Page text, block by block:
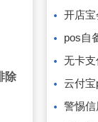
除
开店
pos自
无卡支
云付
警惕信用